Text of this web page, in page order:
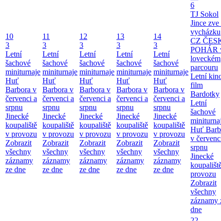
10
3
Letní
šachové
miniturnaje
Huť
Barbora v
červenci a
srpnu
Jinecké
koupaliště
v provozu
Zobrazit
všechny
záznamy
ze dne
11
3
Letní
šachové
miniturnaje
Huť
Barbora v
červenci a
srpnu
Jinecké
koupaliště
v provozu
Zobrazit
všechny
záznamy
ze dne
12
3
Letní
šachové
miniturnaje
Huť
Barbora v
červenci a
srpnu
Jinecké
koupaliště
v provozu
Zobrazit
všechny
záznamy
ze dne
13
3
Letní
šachové
miniturnaje
Huť
Barbora v
červenci a
srpnu
Jinecké
koupaliště
v provozu
Zobrazit
všechny
záznamy
ze dne
14
3
Letní
šachové
miniturnaje
Huť
Barbora v
červenci a
srpnu
Jinecké
koupaliště
v provozu
Zobrazit
všechny
záznamy
ze dne
6
TJ Sokol
Jince zve
vycházku
CZ
POHÁR
loveckém
parcouru
Letní
film
Bardotky
Letní
šachové
Huť
v
srpnu
Jinecké
provozu
Zobrazit
všechny
záznamy
dne